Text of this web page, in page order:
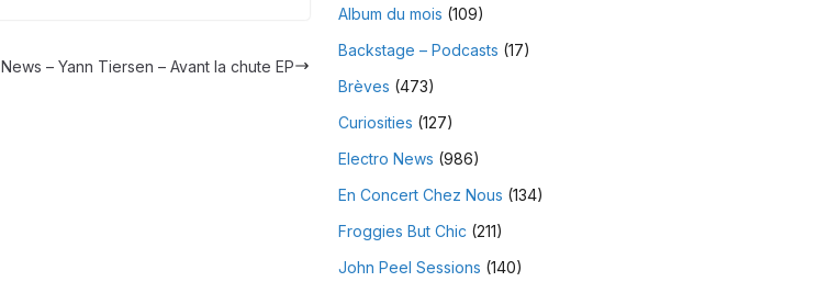
News – Yann Tiersen – Avant la chute EP
Album du mois (109)
Backstage – Podcasts (17)
Brèves (473)
Curiosities (127)
Electro News (986)
En Concert Chez Nous (134)
Froggies But Chic (211)
John Peel Sessions (140)